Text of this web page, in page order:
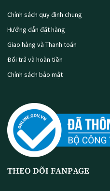
Chính sách quy định chung
Hướng dẫn đặt hàng
Giao hàng và Thanh toán
Đổi trả và hoàn tiền
Chính sách bảo mật
THEO DÕI FANPAGE